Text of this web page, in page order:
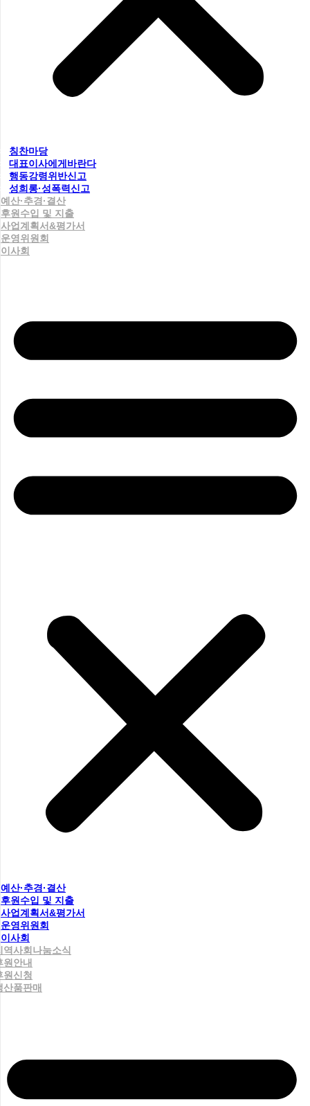
칭찬마당
대표이사에게바란다
행동강령위반신고
성희롱·성폭력신고
예산·추경·결산
후원수입 및 지출
사업계획서&평가서
운영위원회
이사회
예산·추경·결산
후원수입 및 지출
사업계획서&평가서
운영위원회
이사회
역사회나눔소식
원안내
원신청
산품판매